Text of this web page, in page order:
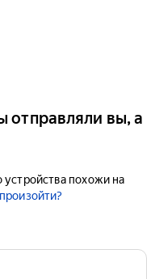
отправляли вы, а
похожи на